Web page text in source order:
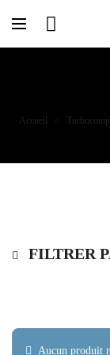
Accueil
FILTRER
Aucun produit